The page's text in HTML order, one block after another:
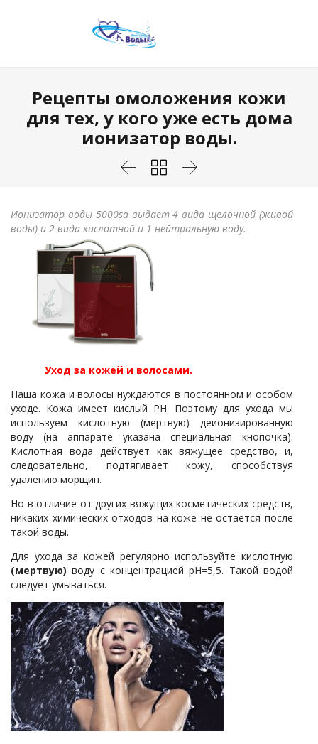
Рецепты омоложения кожи
для тех, у кого уже есть дома
ионизатор воды.
  
Ионизатор воды 5000saвыдает 4 вида щелочной (живой
воды) и 2 вида кислотной и 1 нейтральную воду.
Уход за кожей и волосами.
Наша кожа и волосы нуждаются в постоянном и особом
уходе. Кожа имеет кислый PH. Поэтому для ухода мы
используем кислотную (мертвую) деионизированную
воду (на аппарате указана специальная кнопочка).
Кислотная вода действует как вяжущее средство, и,
следовательно, подтягивает кожу, способствуя
удалению морщин.
Но в отличие от других вяжущих косметических средств,
никаких химических отходов на коже не остается после
такой воды.
Для ухода за кожей регулярно используйте кислотную
(мертвую) воду с концентрацией рН=5,5. Такой водой
следует умываться.